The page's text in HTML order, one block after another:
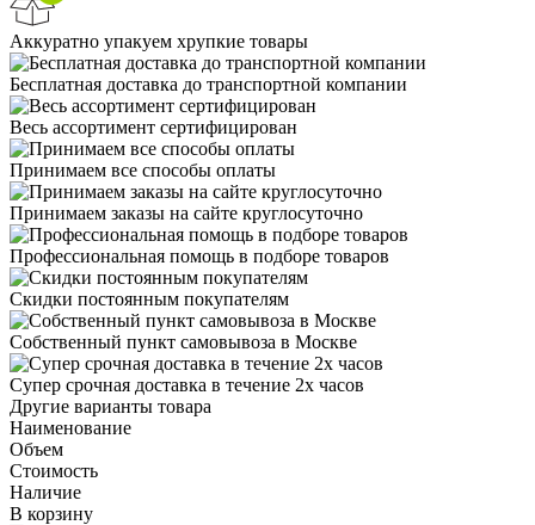
Аккуратно упакуем хрупкие товары
Бесплатная доставка до транспортной компании
Весь ассортимент сертифицирован
Принимаем все способы оплаты
Принимаем заказы на сайте круглосуточно
Профессиональная помощь в подборе товаров
Скидки постоянным покупателям
Собственный пункт самовывоза в Москве
Супер срочная доставка в течение 2х часов
Другие варианты товара
Наименование
Объем
Стоимость
Наличие
В корзину